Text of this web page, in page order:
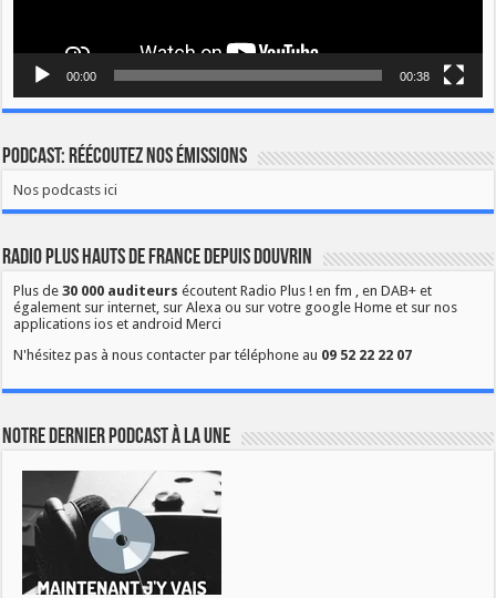
00:00 00:38
Podcast: Réécoutez nos émissions
Nos podcasts ici
Radio Plus Hauts de France depuis Douvrin
Plus de30 000 auditeurs écoutent Radio Plus ! en fm , en DAB+ et
également sur internet, sur Alexa ou sur votre google Home et sur nos
applications ios et android Merci
N'hésitez pas à nous contacter par téléphone au 09 52 22 22 07
Notre dernier podcast à la une